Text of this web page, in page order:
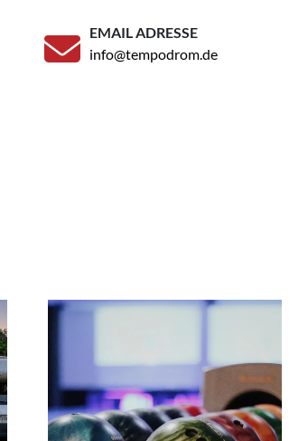
EMAIL ADRESSE
info@tempodrom.de